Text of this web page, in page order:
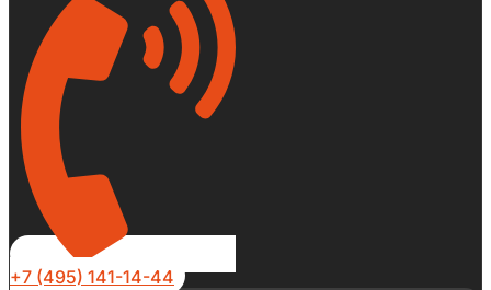
+7 (495) 141-14-44